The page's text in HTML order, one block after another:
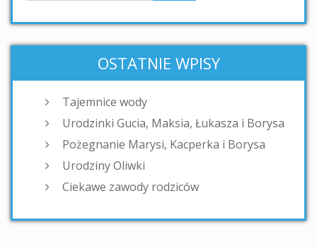
OSTATNIE WPISY
Tajemnice wody
Urodzinki Gucia, Maksia, Łukasza i Borysa
Pożegnanie Marysi, Kacperka i Borysa
Urodziny Oliwki
Ciekawe zawody rodziców